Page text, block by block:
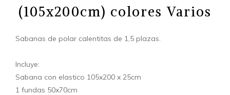
(105x200cm) colores Varios
Sabanas de polar calentitas de 1,5 plazas.
Incluye:
Sabana con elastico 105x200 x 25cm
1 fundas 50x70cm